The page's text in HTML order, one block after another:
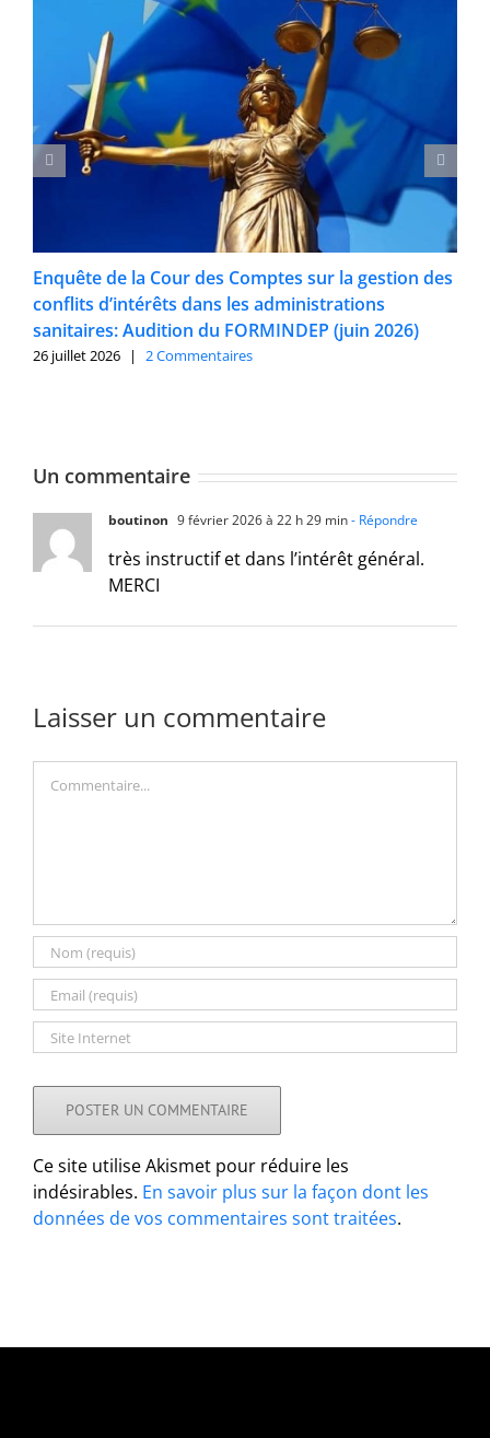
Enquête de la Cour des Comptes sur la gestion des
conflits d’intérêts dans les administrations
sanitaires: Audition du FORMINDEP (juin 2026)
26 juillet 2026 | 2 Commentaires
Un commentaire
boutinon 9 février 2026 à 22 h 29 min- Répondre
très instructif et dans l’intérêt général.
MERCI
Laisser un commentaire
Ce site utilise Akismet pour réduire les
indésirables. En savoir plus sur la façon dont les
données de vos commentaires sont traitées.